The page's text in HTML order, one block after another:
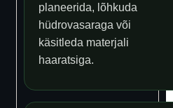
planeerida, lõhkuda
hüdrovasaraga või
käsitleda materjali
haaratsiga.